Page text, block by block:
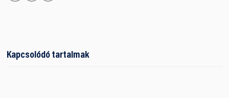
Kapcsolódó tartalmak